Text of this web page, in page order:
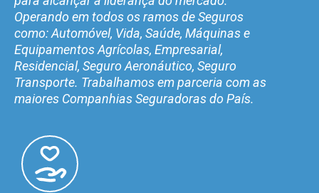
Operando em todos os ramos de Seguros
como: Automóvel, Vida, Saúde, Máquinas e
Equipamentos Agrícolas, Empresarial,
Residencial, Seguro Aeronáutico, Seguro
Transporte. Trabalhamos em parceria com as
maiores Companhias Seguradoras do País.